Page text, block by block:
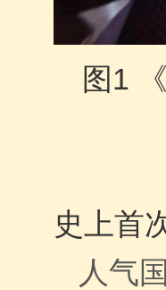
图1
史上首
人气